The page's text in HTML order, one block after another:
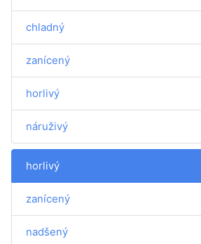
chladný
zanícený
horlivý
náruživý
horlivý
zanícený
nadšený